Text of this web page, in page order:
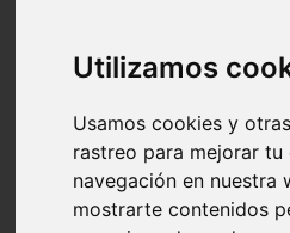
Utilizamos
Usamos cookies y
rastreo para mejorar tu
navegación en nuestra
mostrarte contenidos
Málaga - nerja
Girona - blanes
Málaga - marbella
Asturias - gijón
Girona - figueres
Alicante - santa-pola